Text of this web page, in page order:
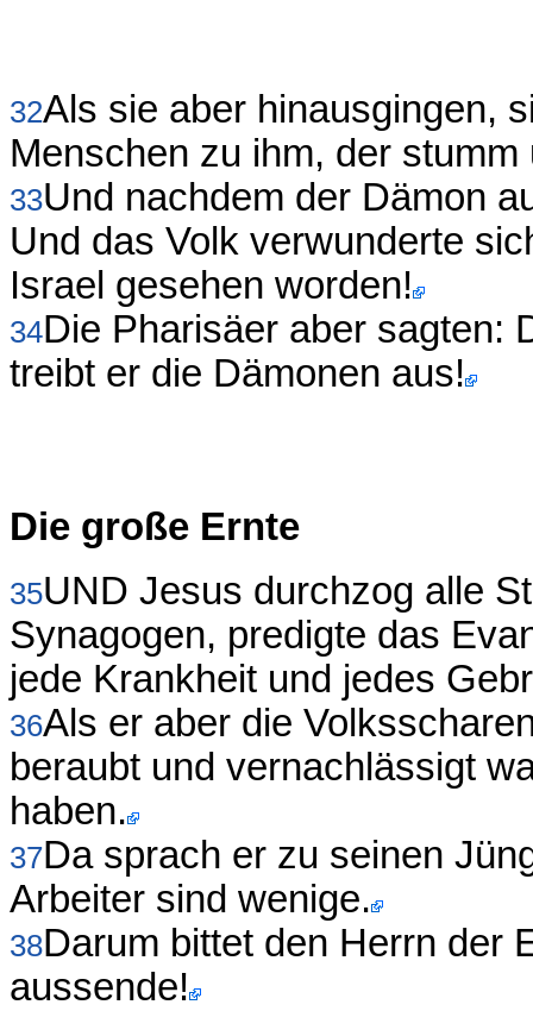
32Als sie aber hinausgingen,
Menschen zu ihm, der
33Und nachdem der Dämon
Und das Volk verwunderte
Israel gesehen worden!
34Die Pharisäer aber sagten:
treibt er die Dämonen aus!
Die große Ernte
35UND Jesus durchzog alle
Synagogen, predigte das
jede Krankheit und jedes
36Als er aber die
beraubt und vernachlässigt
haben.
37Da sprach er zu seinen
Arbeiter sind wenige.
38Darum bittet den Herrn der
aussende!